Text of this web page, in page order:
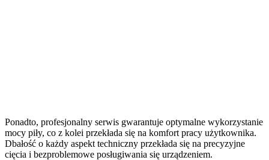
Ponadto, profesjonalny serwis gwarantuje optymalne wykorzystanie
mocy piły, co z kolei przekłada się na komfort pracy użytkownika.
Dbałość o każdy aspekt techniczny przekłada się na precyzyjne
cięcia i bezproblemowe posługiwania się urządzeniem.